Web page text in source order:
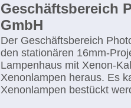
Geschäftsbereich
GmbH
Der Geschäftsbereich
den stationären 16mm-
Lampenhaus mit Xenon-
Xenonlampen heraus. Es
Xenonlampen bestückt